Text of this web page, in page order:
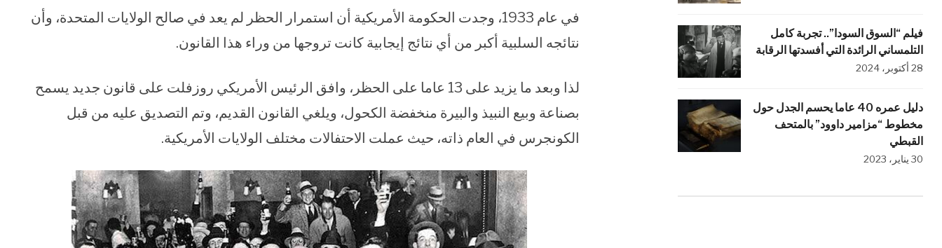
في عام 1933، وجدت الحكومة الأمريكية أن استمرار الحظر لم يعد في صالح الولايات المتحدة، وأن
نتائجه السلبية أكبر من أي نتائج إيجابية كانت تروجها من وراء هذا القانون.
لذا وبعد ما يزيد على 13 عاما على الحظر، وافق الرئيس الأمريكي روزفلت على قانون جديد يسمح
بصناعة وبيع النبيذ والبيرة منخفضة الكحول، ويلغي القانون القديم، وتم التصديق عليه من قبل
الكونجرس في العام ذاته، حيث عملت الاحتفالات مختلف الولايات الأمريكية.
فيلم “السوق السودا”.. تجربة كامل
التلمساني الرائدة التي أفسدتها الرقابة
28 أكتوبر، 2024
دليل عمره 40 عاما يحسم الجدل حول
مخطوط “مزامير داوود” بالمتحف
القبطي
30 يناير، 2023